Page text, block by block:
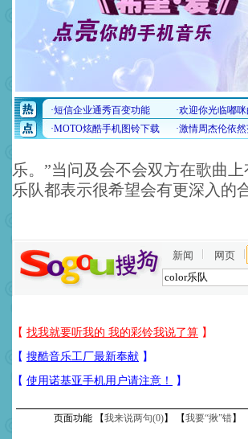
乐。”当问及会不会双方在歌曲
乐队都表示很希望会有更深入的
新闻 网页
页面功能 【我来说两句(0)】 【我要“揪”错】